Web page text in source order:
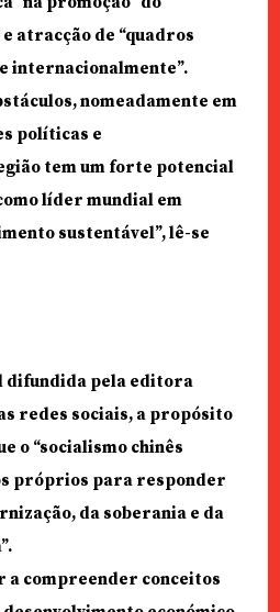
atracção de “quadros
internacionalmente”.
nomeadamente em
políticas e
tem um forte potencial
líder mundial em
sustentável”, lê-se
difundida pela editora
redes sociais, a propósito
o “socialismo chinês
próprios para responder
da soberania e da
a compreender conceitos